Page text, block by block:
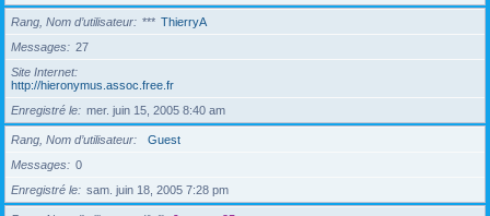
Rang, Nom d’utilisateur *** ThierryA
Messages
27
Site Internet
http://hieronymus.assoc.free.fr
Enregistré le
mer. juin 15, 2005 8:40 am
Rang, Nom d’utilisateur
Guest
Messages
0
Enregistré le
sam. juin 18, 2005 7:28 pm